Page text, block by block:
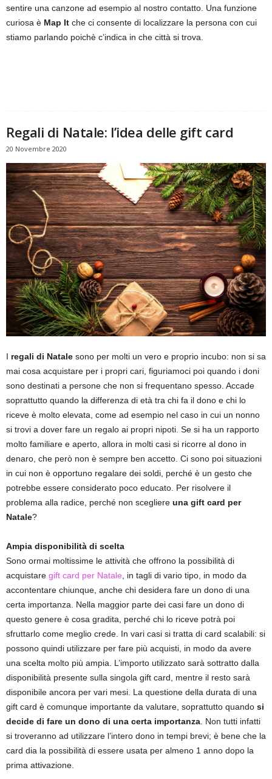
sentire una canzone ad esempio al nostro contatto. Una funzione
curiosa è Map It che ci consente di localizzare la persona con cui
stiamo parlando poichè c’indica in che città si trova.
Regali di Natale: l’idea delle gift card
20 Novembre 2020
I regali di Natale sono per molti un vero e proprio incubo: non si sa
mai cosa acquistare per i propri cari, figuriamoci poi quando i doni
sono destinati a persone che non si frequentano spesso. Accade
soprattutto quando la differenza di età tra chi fa il dono e chi lo
riceve è molto elevata, come ad esempio nel caso in cui un nonno
si trovi a dover fare un regalo ai propri nipoti. Se si ha un rapporto
molto familiare e aperto, allora in molti casi si ricorre al dono in
denaro, che però non è sempre ben accetto. Ci sono poi situazioni
in cui non è opportuno regalare dei soldi, perché è un gesto che
potrebbe essere considerato poco educato. Per risolvere il
problema alla radice, perché non scegliere una gift card per
Natale?
Ampia disponibilità di scelta
Sono ormai moltissime le attività che offrono la possibilità di
acquistare gift card per Natale, in tagli di vario tipo, in modo da
accontentare chiunque, anche chi desidera fare un dono di una
certa importanza. Nella maggior parte dei casi fare un dono di
questo genere è cosa gradita, perché chi lo riceve potrà poi
sfruttarlo come meglio crede. In vari casi si tratta di card scalabili: si
possono quindi utilizzare per fare più acquisti, in modo da avere
una scelta molto più ampia. L’importo utilizzato sarà sottratto dalla
disponibilità presente sulla singola gift card, mentre il resto sarà
disponibile ancora per vari mesi. La questione della durata di una
gift card è comunque importante da valutare, soprattutto quando si
decide di fare un dono di una certa importanza. Non tutti infatti
si troveranno ad utilizzare l’intero dono in tempi brevi; è bene che la
card dia la possibilità di essere usata per almeno 1 anno dopo la
prima attivazione.